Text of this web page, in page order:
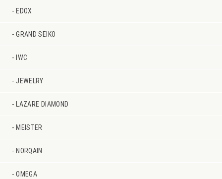
EDOX
GRAND SEIKO
IWC
JEWELRY
LAZARE DIAMOND
MEISTER
NORQAIN
OMEGA